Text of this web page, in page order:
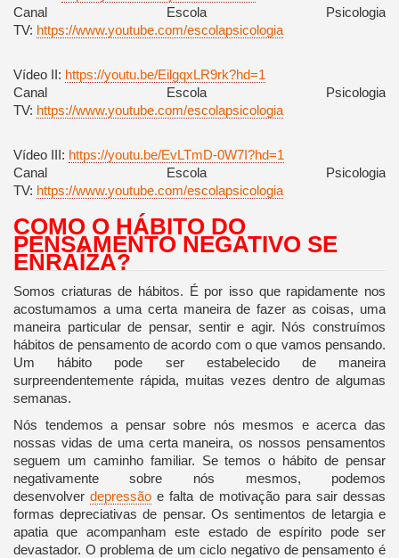
Canal Escola Psicologia
TV: https://www.youtube.com/escolapsicologia
Vídeo II: https://youtu.be/EilgqxLR9rk?hd=1
Canal Escola Psicologia
TV: https://www.youtube.com/escolapsicologia
Vídeo III: https://youtu.be/EvLTmD-0W7I?hd=1
Canal Escola Psicologia
TV: https://www.youtube.com/escolapsicologia
COMO O HÁBITO DO
PENSAMENTO NEGATIVO SE
ENRAÍZA?
Somos criaturas de hábitos. É por isso que rapidamente nos
acostumamos a uma certa maneira de fazer as coisas, uma
maneira particular de pensar, sentir e agir. Nós construímos
hábitos de pensamento de acordo com o que vamos pensando.
Um hábito pode ser estabelecido de maneira
surpreendentemente rápida, muitas vezes dentro de algumas
semanas.
Nós tendemos a pensar sobre nós mesmos e acerca das
nossas vidas de uma certa maneira, os nossos pensamentos
seguem um caminho familiar. Se temos o hábito de pensar
negativamente sobre nós mesmos, podemos
desenvolverdepressão e falta de motivação para sair dessas
formas depreciativas de pensar. Os sentimentos de letargia e
apatia que acompanham este estado de espírito pode ser
devastador. O problema de um ciclo negativo de pensamento é